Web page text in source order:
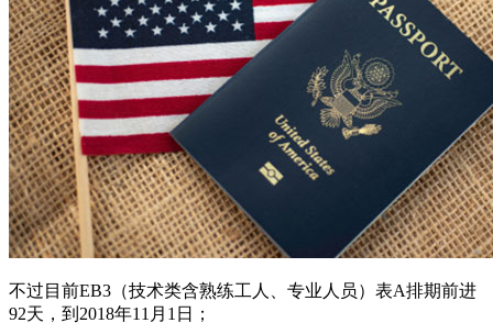
不过目前EB3（技术类含熟练工人、专业人员）表A排期前进
92天，到2018年11月1日；